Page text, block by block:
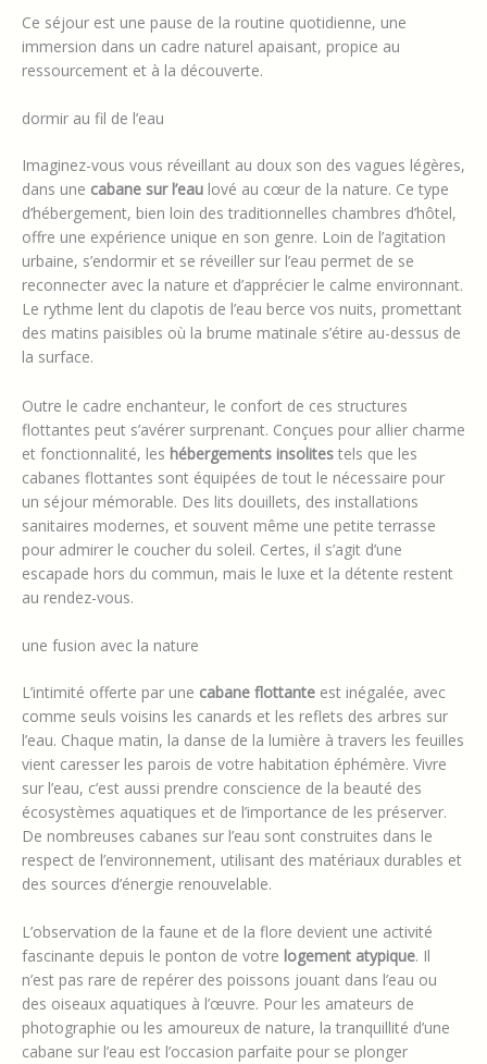
Ce séjour est une pause de la routine quotidienne, une
immersion dans un cadre naturel apaisant, propice au
ressourcement et à la découverte.
dormir au fil de l’eau
Imaginez-vous vous réveillant au doux son des vagues légères,
dans une cabane sur l’eau lové au cœur de la nature. Ce type
d’hébergement, bien loin des traditionnelles chambres d’hôtel,
offre une expérience unique en son genre. Loin de l’agitation
urbaine, s’endormir et se réveiller sur l’eau permet de se
reconnecter avec la nature et d’apprécier le calme environnant.
Le rythme lent du clapotis de l’eau berce vos nuits, promettant
des matins paisibles où la brume matinale s’étire au-dessus de
la surface.
Outre le cadre enchanteur, le confort de ces structures
flottantes peut s’avérer surprenant. Conçues pour allier charme
et fonctionnalité, les hébergements insolites tels que les
cabanes flottantes sont équipées de tout le nécessaire pour
un séjour mémorable. Des lits douillets, des installations
sanitaires modernes, et souvent même une petite terrasse
pour admirer le coucher du soleil. Certes, il s’agit d’une
escapade hors du commun, mais le luxe et la détente restent
au rendez-vous.
une fusion avec la nature
L’intimité offerte par une cabane flottante est inégalée, avec
comme seuls voisins les canards et les reflets des arbres sur
l’eau. Chaque matin, la danse de la lumière à travers les feuilles
vient caresser les parois de votre habitation éphémère. Vivre
sur l’eau, c’est aussi prendre conscience de la beauté des
écosystèmes aquatiques et de l’importance de les préserver.
De nombreuses cabanes sur l’eau sont construites dans le
respect de l’environnement, utilisant des matériaux durables et
des sources d’énergie renouvelable.
L’observation de la faune et de la flore devient une activité
fascinante depuis le ponton de votre logement atypique. Il
n’est pas rare de repérer des poissons jouant dans l’eau ou
des oiseaux aquatiques à l’œuvre. Pour les amateurs de
photographie ou les amoureux de nature, la tranquillité d’une
cabane sur l’eau est l’occasion parfaite pour se plonger